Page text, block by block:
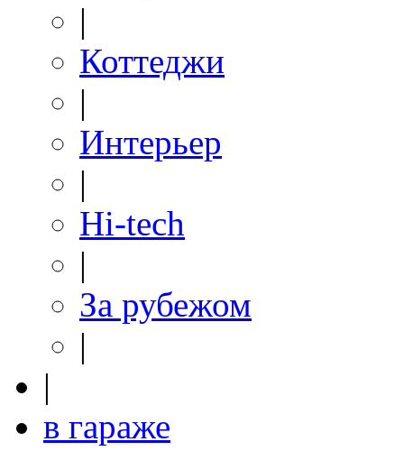
|
Коттеджи
|
Интерьер
|
Hi-tech
|
За рубежом
|
|
в гараже